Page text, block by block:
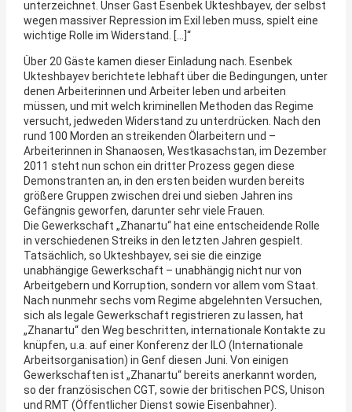
unterzeichnet. Unser Gast Esenbek Ukteshbayev, der selbst
wegen massiver Repression im Exil leben muss, spielt eine
wichtige Rolle im Widerstand. […]“
Über 20 Gäste kamen dieser Einladung nach. Esenbek
Ukteshbayev berichtete lebhaft über die Bedingungen, unter
denen Arbeiterinnen und Arbeiter leben und arbeiten
müssen, und mit welch kriminellen Methoden das Regime
versucht, jedweden Widerstand zu unterdrücken. Nach den
rund 100 Morden an streikenden Ölarbeitern und –
Arbeiterinnen in Shanaosen, Westkasachstan, im Dezember
2011 steht nun schon ein dritter Prozess gegen diese
Demonstranten an, in den ersten beiden wurden bereits
größere Gruppen zwischen drei und sieben Jahren ins
Gefängnis geworfen, darunter sehr viele Frauen.
Die Gewerkschaft „Zhanartu“ hat eine entscheidende Rolle
in verschiedenen Streiks in den letzten Jahren gespielt.
Tatsächlich, so Ukteshbayev, sei sie die einzige
unabhängige Gewerkschaft – unabhängig nicht nur von
Arbeitgebern und Korruption, sondern vor allem vom Staat.
Nach nunmehr sechs vom Regime abgelehnten Versuchen,
sich als legale Gewerkschaft registrieren zu lassen, hat
„Zhanartu“ den Weg beschritten, internationale Kontakte zu
knüpfen, u.a. auf einer Konferenz der ILO (Internationale
Arbeitsorganisation) in Genf diesen Juni. Von einigen
Gewerkschaften ist „Zhanartu“ bereits anerkannt worden,
so der französischen CGT, sowie der britischen PCS, Unison
und RMT (Öffentlicher Dienst sowie Eisenbahner).